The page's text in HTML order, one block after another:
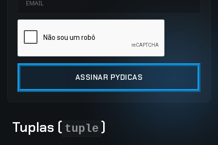
ASSINAR PYDICAS
Tuplas ( tuple )